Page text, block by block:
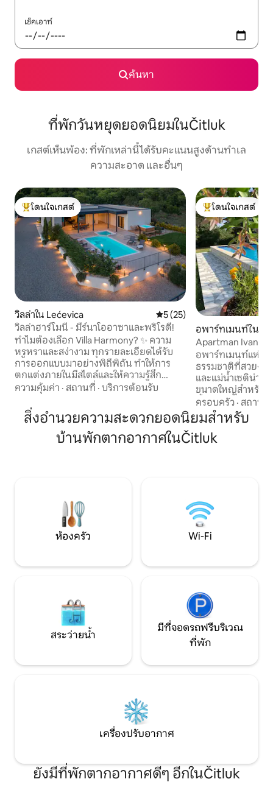
เช็คเอาท์
ค้นหา
ที่พักวันหยุดยอดนิยมในČitluk
เกสต์เห็นพ้อง: ที่พักเหล่านี้ได้รับคะแนนสูงด้านทำเล
ความสะอาด และอื่นๆ
โดนใจเกสต์ที่สุด
โดนใจเกสต์
วิลล่าใน Lećevica คะแนนเฉลี่ย 5 จาก 5, 25 รีวิว
5 (25)
วิลล่าฮาร์โมนี - มีร์นาโออาซาและพริโรดี!
ทำไมต้องเลือก Villa Harmony? ✨ ความ
หรูหราและสง่างาม ทุกรายละเอียดได้รับ
การออกแบบมาอย่างพิถีพิถัน ทำให้การ
ตกแต่งภายในมีสไตล์และให้ความรู้สึก
อบอุ่นเหมือนอยู่บ้าน 🌿 ความเป็นส่วนตัว
และความสงบสุข ตั้งอยู่ห่างจากฝูงชน ล้อม
รอบด้วยสวนเขียวขจี เหมาะสำหรับการพัก
ผ่อนและเติมพลัง 👪 ที่พักสำหรับทั้ง
ครอบครัว พื้นที่ส่วนกลางและส่วนตัวที่
สมดุลอย่างลงตัว เป็นพื้นที่สำหรับเล่น
และบาร์บีคิว - ทุกอย่างเพื่อการเข้าพักที่ไร้
ความคุ้มค่า · สถานที่ · บริการต้อนรับ
โดนใจเกสต์ที่สุด
โดนใจเกสต์
อพาร์ทเมนท์ใน
Apartman Ivan
อพาร์ทเมนท์แห่ง
ธรรมชาติที่สวยงา
และแม่น้ำเซติน่าที่
ขนาดใหญ่สำหรับผู้
ตั้งแต่วันที่ 25 พฤ
ตุลาคม ครัวมีตู้เย็น
กาต้มน้ำไฟฟ้า เค
ทำอาหาร ห้องน้ำ
ไดร์เป่าผม เตารี
เดียวสำหรับผู้เข้า
ครอบครัว · สถานที่
สิ่งอำนวยความสะดวกยอดนิยมสำหรับ
บ้านพักตากอากาศในČitluk
ห้องครัว Wi-Fi
สระว่ายน้ำ
มีที่จอดรถฟรีบริเวณ
ที่พัก
เครื่องปรับอากาศ
ยังมีที่พักตากอากาศดีๆ อีกในČitluk